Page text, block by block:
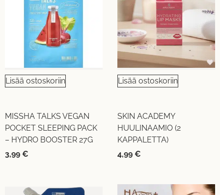
Lisää ostoskoriin
MISSHA TALKS VEGAN
POCKET SLEEPING PACK
– HYDRO BOOSTER 27G
3,99 €
Lisää ostoskoriin
SKIN ACADEMY
HUULINAAMIO (2
KAPPALETTA)
4,99 €